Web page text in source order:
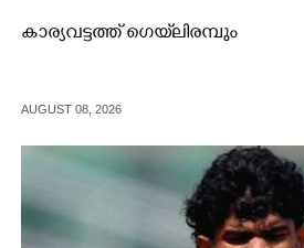
കാര്യവട്ടത്ത് ഗെയ്‌ലിരമ്പും
AUGUST 08, 2026